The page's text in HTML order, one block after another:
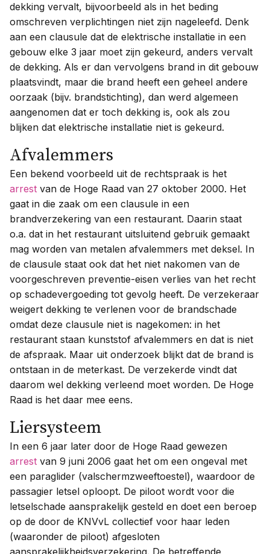
dekking vervalt, bijvoorbeeld als in het beding
omschreven verplichtingen niet zijn nageleefd. Denk
aan een clausule dat de elektrische installatie in een
gebouw elke 3 jaar moet zijn gekeurd, anders vervalt
de dekking. Als er dan vervolgens brand in dit gebouw
plaatsvindt, maar die brand heeft een geheel andere
oorzaak (bijv. brandstichting), dan werd algemeen
aangenomen dat er toch dekking is, ook als zou
blijken dat elektrische installatie niet is gekeurd.
Afvalemmers
Een bekend voorbeeld uit de rechtspraak is het
arrest van de Hoge Raad van 27 oktober 2000. Het
gaat in die zaak om een clausule in een
brandverzekering van een restaurant. Daarin staat
o.a. dat in het restaurant uitsluitend gebruik gemaakt
mag worden van metalen afvalemmers met deksel. In
de clausule staat ook dat het niet nakomen van de
voorgeschreven preventie-eisen verlies van het recht
op schadevergoeding tot gevolg heeft. De verzekeraar
weigert dekking te verlenen voor de brandschade
omdat deze clausule niet is nagekomen: in het
restaurant staan kunststof afvalemmers en dat is niet
de afspraak. Maar uit onderzoek blijkt dat de brand is
ontstaan in de meterkast. De verzekerde vindt dat
daarom wel dekking verleend moet worden. De Hoge
Raad is het daar mee eens.
Liersysteem
In een 6 jaar later door de Hoge Raad gewezen
arrest van 9 juni 2006 gaat het om een ongeval met
een paraglider (valschermzweeftoestel), waardoor de
passagier letsel oploopt. De piloot wordt voor die
letselschade aansprakelijk gesteld en doet een beroep
op de door de KNVvL collectief voor haar leden
(waaronder de piloot) afgesloten
aansprakelijkheidsverzekering. De betreffende